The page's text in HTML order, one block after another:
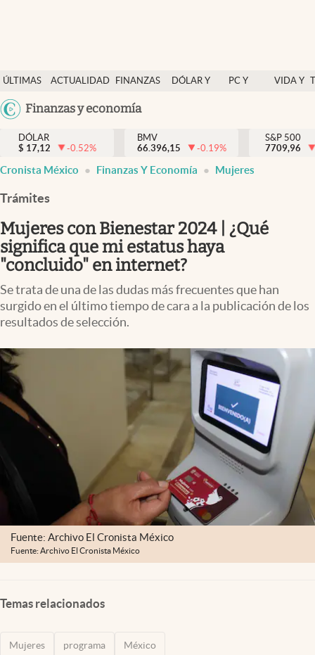
ÚLTIMAS
NOTICIAS
ACTUALIDAD
FINANZAS
DÓLAR Y
PC Y
VIDA Y
México
Finanzas y economía
Actualidad
Finanzas y economía
Dólar y mercados
Pc y celular
Vida y estilo
Tv
Clima
Espiritualidad
Mediakit
abre en nueva pestaña
DÓLAR
$ 17,12 -0.52%
BMV
66.396,15
-0.19%
S&P 500
7709,96
Cronista México Finanzas Y Economía Mujeres
Trámites
Mujeres con Bienestar 2024 | ¿Qué
significa que mi estatus haya
"concluido" en internet?
Se trata de una de las dudas más frecuentes que han
surgido en el último tiempo de cara a la publicación de los
resultados de selección.
Fuente: Archivo El Cronista México
Fuente: Archivo El Cronista México
Temas relacionados
Mujeres programa México